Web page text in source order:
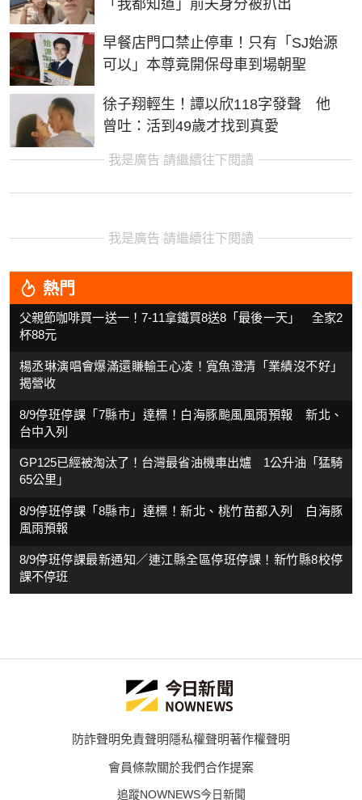
「我都知道」前夫身分被扒出
早餐店門口禁止停車！只有「SJ始源
可以」本尊竟開保母車到場朝聖
徐子翔輕生！譚以欣118字發聲 他
曾吐：活到49歲才找到真愛
我是廣告 請繼續往下閱讀
我是廣告 請繼續往下閱讀
熱門
父親節咖啡買一送一！7-11拿鐵買8送8「最後一天」 全家2
杯88元
楊丞琳演唱會爆滿還賺輸王心凌！寬魚澄清「業績沒不好」
揭營收
8/9停班停課「7縣市」達標！白海豚颱風風雨預報 新北、
台中入列
GP125已經被淘汰了！台灣最省油機車出爐 1公升油「猛騎
65公里」
8/9停班停課「8縣市」達標！新北、桃竹苗都入列 白海豚
風雨預報
8/9停班停課最新通知／連江縣全區停班停課！新竹縣8校停
課不停班
防詐聲明免責聲明隱私權聲明著作權聲明
會員條款關於我們合作提案
追蹤NOWNEWS今日新聞